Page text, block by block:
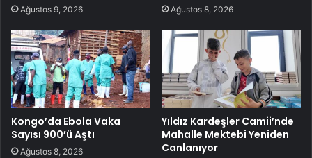
Ağustos 9, 2026 Ağustos 8, 2026
Kongo’da Ebola Vaka
Sayısı 900’ü Aştı
Ağustos 8, 2026
Yıldız Kardeşler Camii’nde
Mahalle Mektebi Yeniden
Canlanıyor